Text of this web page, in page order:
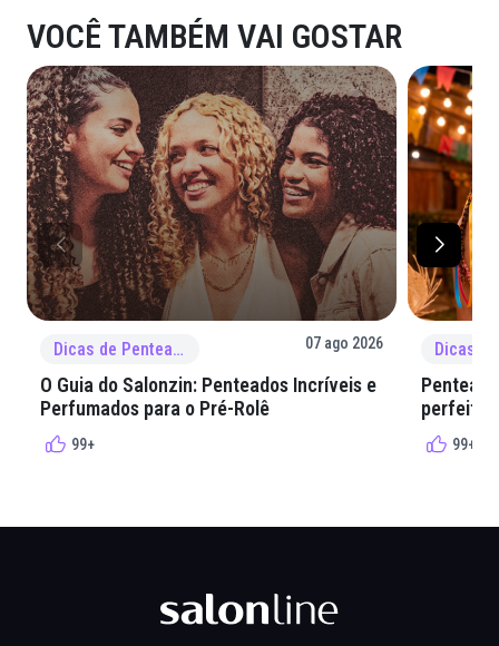
VOCÊ TAMBÉM VAI GOSTAR
Dicas de Penteado 07 ago 2026
O Guia do Salonzin: Penteados Incríveis e
Perfumados para o Pré-Rolê
99+
perfeita
99+